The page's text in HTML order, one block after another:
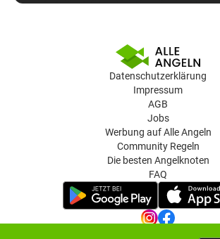
Datenschutzerklärung
Impressum
AGB
Jobs
Werbung auf Alle Angeln
Community Regeln
Die besten Angelknoten
FAQ